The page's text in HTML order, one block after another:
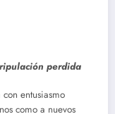
perdida
entusiasmo
como a nuevos